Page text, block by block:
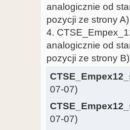
analogicznie od
pozycji ze strony A)
4.
analogicznie od
pozycji ze strony B)
07-07)
07-07)